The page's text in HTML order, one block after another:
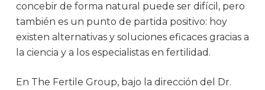
concebir de forma natural puede ser difícil, pero
también es un punto de partida positivo: hoy
existen alternativas y soluciones eficaces gracias a
la ciencia y a los especialistas en fertilidad.
En The Fertile Group, bajo la dirección del Dr.